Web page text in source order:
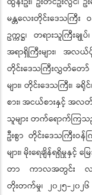
မန္တလေးတိုင်းဒေသကြီး
ဥက္ကဋ္ဌ၊ တရားသူကြီးခ
အရာရှိကြီးများ၊ အလယ်
တိုင်းဒေသကြီးလွှတ်တော်
များ၊ တိုင်းဒေသကြီး၊
စား၊ အငယ်စားနှင့် အလတ်စ
သူများ တက်ရောက်ကြသ
ဦးစွာ တိုင်းဒေသကြီးဝ
များ၊ မိုးရေချိန်ရရှိမှုနှင့်
တာ ကာလအတွင်း လယ်
တိုးတက်မှု၊ ၂၀၂၅-၂၀၂